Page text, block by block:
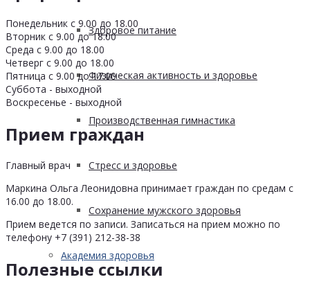
Здоровое питание
Физическая активность и здоровье
Производственная гимнастика
Стресс и здоровье
Сохранение мужского здоровья
Академия здоровья
Понедельник с 9.00 до 18.00
Вторник с 9.00 до 18.00
Среда с 9.00 до 18.00
Четверг с 9.00 до 18.00
Пятница с 9.00 до 17.00
Суббота - выходной
Воскресенье - выходной
Прием граждан
Главный врач
Маркина Ольга Леонидовна принимает граждан по средам с
16.00 до 18.00.
Прием ведется по записи. Записаться на прием можно по
телефону +7 (391) 212-38-38
Полезные ссылки